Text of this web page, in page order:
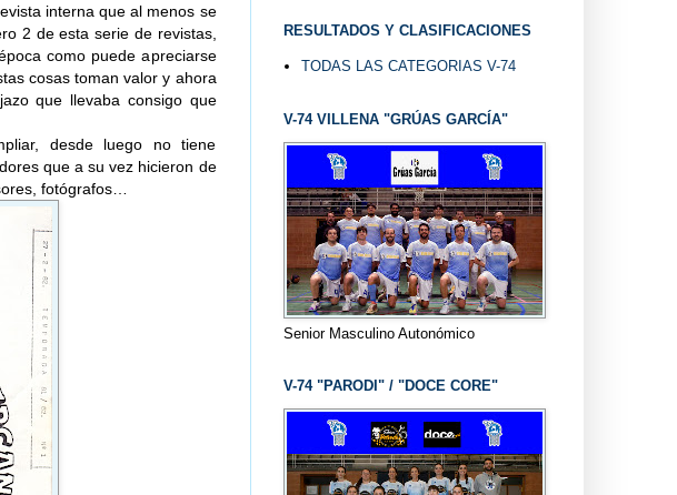
interna que al menos se
2 de esta serie de revistas,
como puede apreciarse
cosas toman valor y ahora
que llevaba consigo que
desde luego no tiene
que a su vez hicieron de
fotógrafos…
RESULTADOS Y CLASIFICACIONES
TODAS LAS CATEGORIAS V-74
V-74 VILLENA "GRÚAS GARCÍA"
Senior Masculino Autonómico
V-74 "PARODI" / "DOCE CORE"